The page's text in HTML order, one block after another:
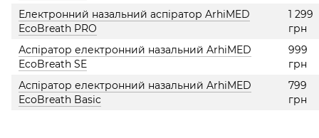
Електронний назальний аспіратор ArhiMED
EcoBreath PRO
1 299
грн
Аспіратор електронний назальний ArhiMED
EcoBreath SE
999
грн
Аспіратор електронний назальний ArhiMED
EcoBreath Basic
799
грн